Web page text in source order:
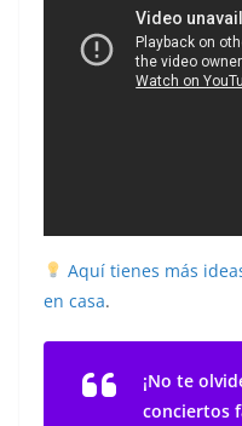
Aquí tienes más
en casa.
¡No te
conciertos